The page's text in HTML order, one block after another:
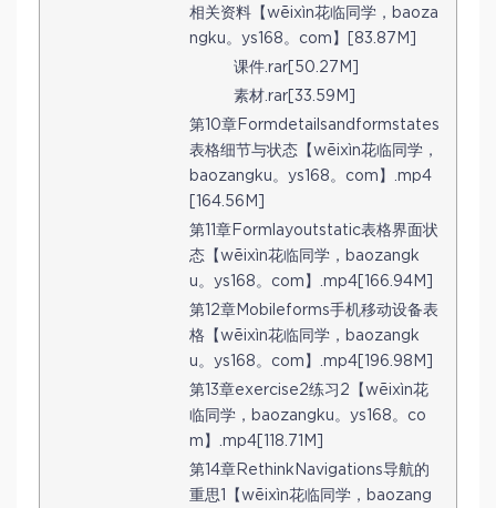
相关资料【wēixìn花临同学，baoza
ngku。ys168。com】[83.87M]
课件.rar[50.27M]
素材.rar[33.59M]
第10章Formdetailsandformstates
表格细节与状态【wēixìn花临同学，
baozangku。ys168。com】.mp4
[164.56M]
第11章Formlayoutstatic表格界面状
态【wēixìn花临同学，baozangk
u。ys168。com】.mp4[166.94M]
第12章Mobileforms手机移动设备表
格【wēixìn花临同学，baozangk
u。ys168。com】.mp4[196.98M]
第13章exercise2练习2【wēixìn花
临同学，baozangku。ys168。co
m】.mp4[118.71M]
第14章RethinkNavigations导航的
重思1【wēixìn花临同学，baozang